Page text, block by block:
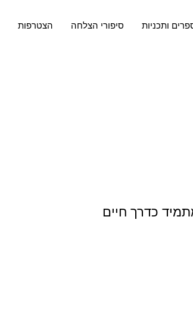
הצטרפות סיפורי הצלחה ותכניות
כדרך חיים